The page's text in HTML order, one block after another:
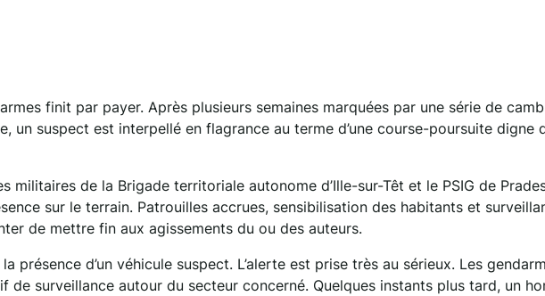
finit par payer. Après plusieurs semaines marquées par une série de
un suspect est interpellé en flagrance au terme d’une course-poursuite digne
militaires de la Brigade territoriale autonome d’Ille-sur-Têt et le PSIG de
sur le terrain. Patrouilles accrues, sensibilisation des habitants et
de mettre fin aux agissements du ou des auteurs.
présence d’un véhicule suspect. L’alerte est prise très au sérieux. Les
surveillance autour du secteur concerné. Quelques instants plus tard, un